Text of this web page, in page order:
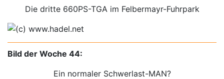
Die dritte 660PS-TGA im Felbermayr-Fuhrpark
Bild der Woche 44:
Ein normaler Schwerlast-MAN?